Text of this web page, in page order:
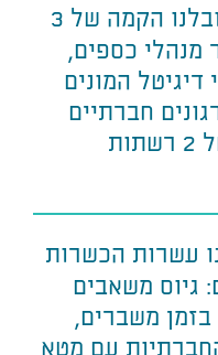
– הובלנו הקמה של 3
מנהלי כספים,
דיגיטל המונים
חברתיים
ואנחנו לקראת השקה של 2 רשתות
עשרות הכשרות
גיוס משאבים
בזמן משברים,
עם מטא